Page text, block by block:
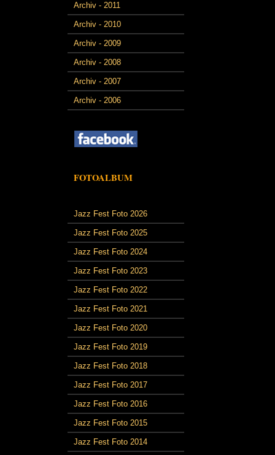
Archiv - 2011
Archiv - 2010
Archiv - 2009
Archiv - 2008
Archiv - 2007
Archiv - 2006
FOTOALBUM
Jazz Fest Foto 2026
Jazz Fest Foto 2025
Jazz Fest Foto 2024
Jazz Fest Foto 2023
Jazz Fest Foto 2022
Jazz Fest Foto 2021
Jazz Fest Foto 2020
Jazz Fest Foto 2019
Jazz Fest Foto 2018
Jazz Fest Foto 2017
Jazz Fest Foto 2016
Jazz Fest Foto 2015
Jazz Fest Foto 2014